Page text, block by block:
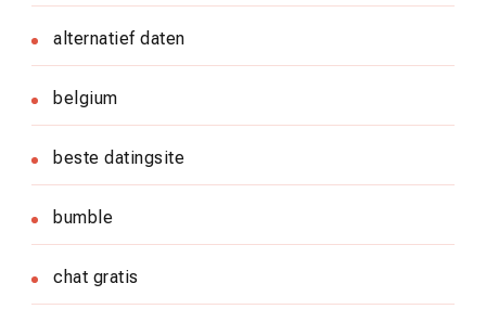
alternatief daten
belgium
beste datingsite
bumble
chat gratis